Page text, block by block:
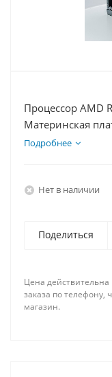
Процессор AMD
Материнская
RTX 4070TiS
Подробнее
Нет в наличии
Поделиться
Цена
заказа по телефону,
магазин.